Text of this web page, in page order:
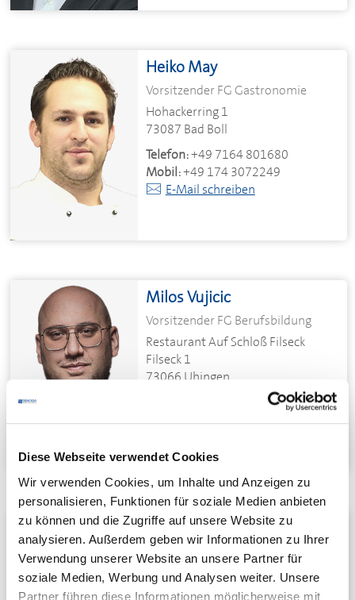
Diese Webseite verwendet Cookies
Wir verwenden Cookies, um Inhalte und Anzeigen zu
personalisieren, Funktionen für soziale Medien anbieten
zu können und die Zugriffe auf unsere Website zu
analysieren. Außerdem geben wir Informationen zu Ihrer
Verwendung unserer Website an unsere Partner für
soziale Medien, Werbung und Analysen weiter. Unsere
Partner führen diese Informationen möglicherweise mit
Heiko May
Vorsitzender FG Gastronomie
Hohackerring 1
73087 Bad Boll
Telefon:+49 7164 801680
Mobil:+49 174 3072249
E-Mail schreiben
Milos Vujicic
Vorsitzender FG Berufsbildung
Restaurant Auf Schloß Filseck
Filseck 1
73066 Uhingen
+49 7161 28380
E-Mail schreiben
Christa Mangold
Stv. Vorsitzende FG Berufsbildung
Raunerstr. 48
73230 Kirchheim unter Teck